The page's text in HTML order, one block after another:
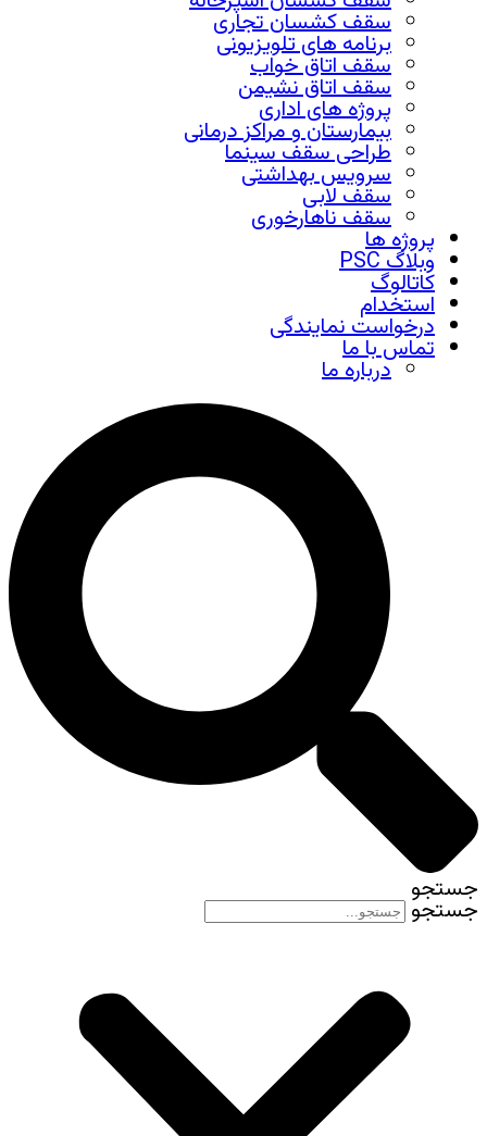
سقف کشسان تجاری
برنامه های تلویزیونی
سقف اتاق خواب
سقف اتاق نشیمن
پروژه های اداری
بیمارستان و مراکز درمانی
طراحی سقف سینما
سرویس بهداشتی
سقف لابی
سقف ناهارخوری
پروژه ها
وبلاگ PSC
کاتالوگ
استخدام
درخواست نمایندگی
تماس با ما
درباره ما
جستجو
جستجو